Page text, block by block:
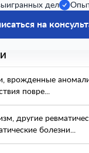
дел
на
врожденные
повре...
другие
болезни...